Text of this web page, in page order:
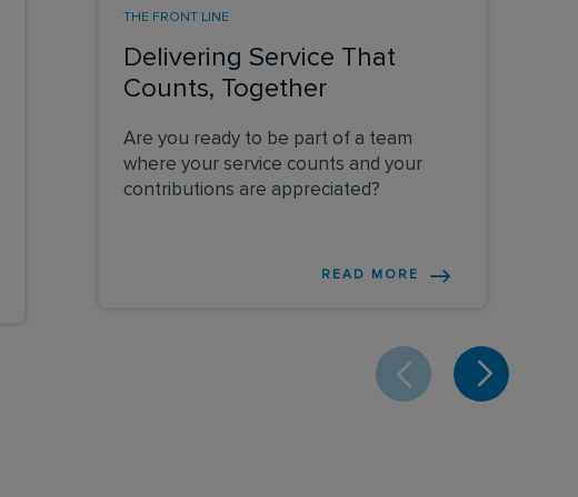
Delivering Service That
Counts, Together
THE FRONT LINE
Are you ready to be part of a team
where your service counts and your
contributions are appreciated?
READ MORE